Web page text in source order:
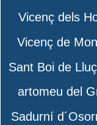
Vicenç dels
Vicenç de
Sant Boi de
artomeu del
Sadurní